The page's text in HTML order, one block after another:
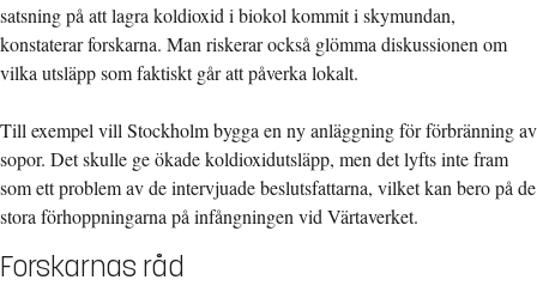
satsning på att lagra koldioxid i biokol kommit i skymundan,
konstaterar forskarna. Man riskerar också glömma diskussionen om
vilka utsläpp som faktiskt går att påverka lokalt.
Till exempel vill Stockholm bygga en ny anläggning för förbränning av
sopor. Det skulle ge ökade koldioxidutsläpp, men det lyfts inte fram
som ett problem av de intervjuade beslutsfattarna, vilket kan bero på de
stora förhoppningarna på infångningen vid Värtaverket.
Forskarnas råd